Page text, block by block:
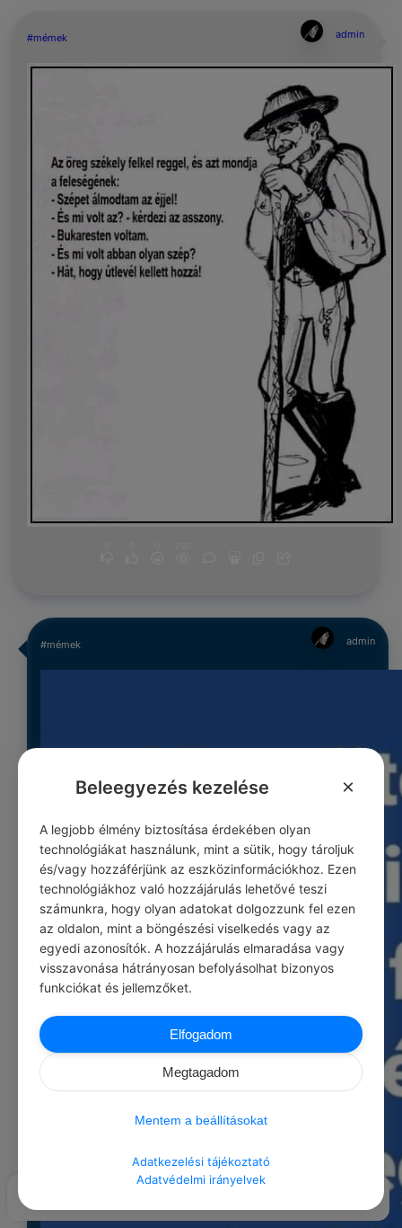
#mémek admin
#mémek admin
Beleegyezés kezelése ×
A legjobb élmény biztosítása érdekében olyan
technológiákat használunk, mint a sütik, hogy tároljuk
és/vagy hozzáférjünk az eszközinformációkhoz. Ezen
technológiákhoz való hozzájárulás lehetővé teszi
számunkra, hogy olyan adatokat dolgozzunk fel ezen
az oldalon, mint a böngészési viselkedés vagy az
egyedi azonosítók. A hozzájárulás elmaradása vagy
visszavonása hátrányosan befolyásolhat bizonyos
funkciókat és jellemzőket.
Elfogadom
Megtagadom
Mentem a beállításokat
Adatkezelési tájékoztató
Adatvédelmi irányelvek